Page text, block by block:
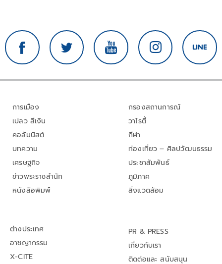
การเมือง
เปลว สีเงิน
คอลัมนิสต์
บทความ
เศรษฐกิจ
ข่าวพระราชสำนัก
หนังสือพิมพ์
กรองสถานการณ์
วาไรตี้
กีฬา
ท่องเที่ยว – ศิลปวัฒนธรรม
ประชาสัมพันธ์
ภูมิภาค
สิ่งแวดล้อม
ต่างประเทศ
อาชญากรรม
X-CITE
PR & PRESS
เกี่ยวกับเรา
ติดต่อและ สนับสนุน